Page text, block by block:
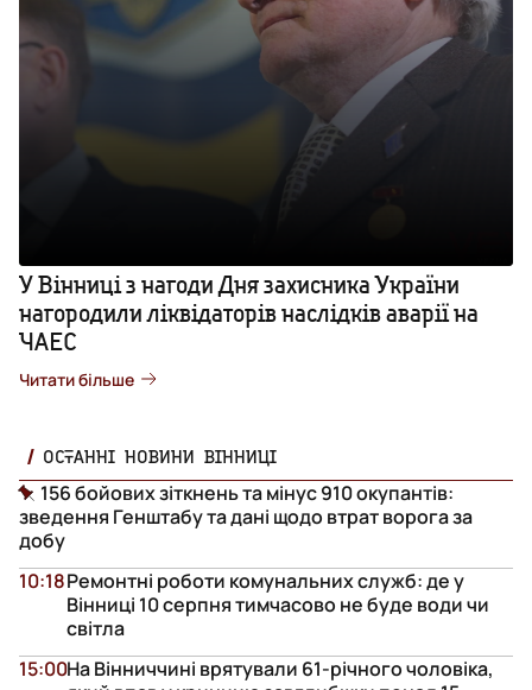
У Вінниці з нагоди Дня захисника України
нагородили ліквідаторів наслідків аварії на
ЧАЕС
Читати більше
ОСТАННІ НОВИНИ ВІННИЦІ
156 бойових зіткнень та мінус 910 окупантів:
зведення Генштабу та дані щодо втрат ворога за
добу
Ремонтні роботи комунальних служб: де у
Вінниці 10 серпня тимчасово не буде води чи
світла
10:18
На Вінниччині врятували 61-річного чоловіка,
15:00